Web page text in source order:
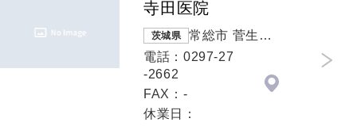
寺田医院
茨城県
常総市 菅生町1
717
電話：0297-27
-2662
FAX：-
休業日：